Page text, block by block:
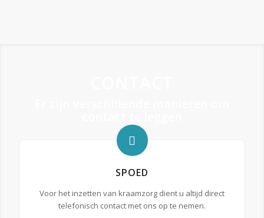
SPOED
Voor het inzetten van kraamzorg dient u altijd direct
telefonisch contact met ons op te nemen.